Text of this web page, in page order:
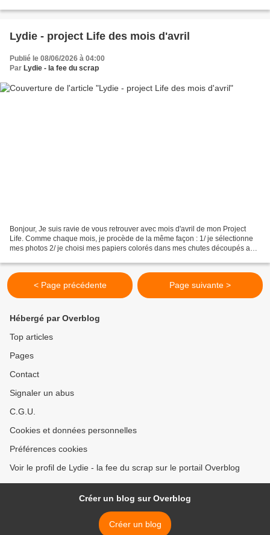
Lydie - project Life des mois d'avril
Publié le 08/06/2026 à 04:00
Par Lydie - la fee du scrap
Bonjour, Je suis ravie de vous retrouver avec mois d'avril de mon Project
Life. Comme chaque mois, je procède de la même façon : 1/ je sélectionne
mes photos 2/ je choisi mes papiers colorés dans mes chutes découpés aux
< Page précédente Page suivante >
Hébergé par Overblog
Top articles
Pages
Contact
Signaler un abus
C.G.U.
Cookies et données personnelles
Préférences cookies
Voir le profil de Lydie - la fee du scrap sur le portail Overblog
Créer un blog sur Overblog
Créer un blog